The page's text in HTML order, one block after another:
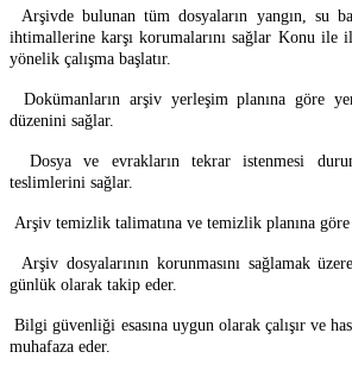
Arşivde bulunan tüm dosyaların yangın, su
ihtimallerine karşı korumalarını sağlar Konu
yönelik çalışma başlatır.
Dokümanların arşiv yerleşim planına göre
düzenini sağlar.
Dosya ve evrakların tekrar istenmesi
teslimlerini sağlar.
Arşiv temizlik talimatına ve temizlik planına
Arşiv dosyalarının korunmasını sağlamak
günlük olarak takip eder.
Bilgi güvenliği esasına uygun olarak çalışır ve
muhafaza eder.